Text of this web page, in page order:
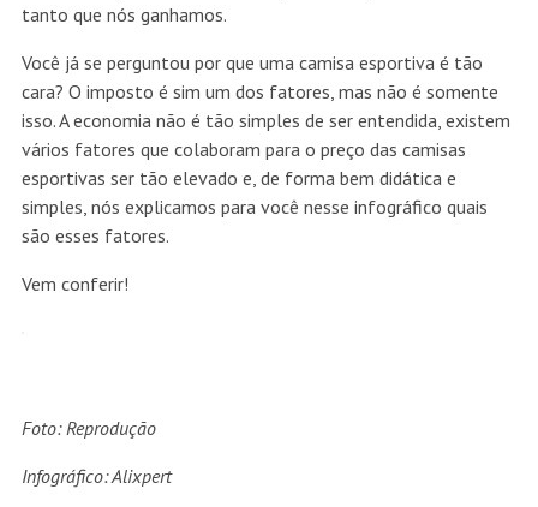
tanto que nós ganhamos.
Você já se perguntou por que uma camisa esportiva é tão
cara? O imposto é sim um dos fatores, mas não é somente
isso. A economia não é tão simples de ser entendida, existem
vários fatores que colaboram para o preço das camisas
esportivas ser tão elevado e, de forma bem didática e
simples, nós explicamos para você nesse infográfico quais
são esses fatores.
Vem conferir!
Foto: Reprodução
Infográfico: Alixpert